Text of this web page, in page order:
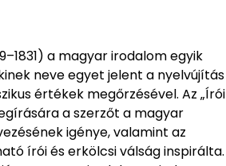
a magyar irodalom egyik
neve egyet jelent a nyelvújítás
értékek megőrzésével. Az „Írói
a szerzőt a magyar
igénye, valamint az
írói és erkölcsi válság inspirálta.